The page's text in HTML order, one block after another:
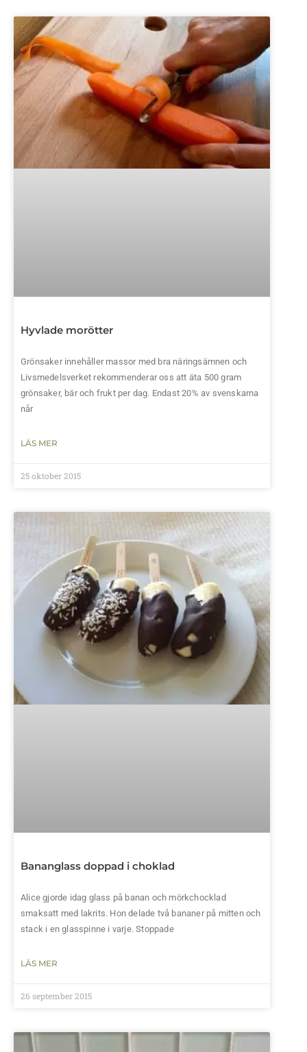
Hyvlade morötter
Grönsaker innehåller massor med bra näringsämnen och
Livsmedelsverket rekommenderar oss att äta 500 gram
grönsaker, bär och frukt per dag. Endast 20% av svenskarna
når
LÄS MER
25 oktober 2015
Bananglass doppad i choklad
Alice gjorde idag glass på banan och mörkchocklad
smaksatt med lakrits. Hon delade två bananer på mitten och
stack i en glasspinne i varje. Stoppade
LÄS MER
26 september 2015